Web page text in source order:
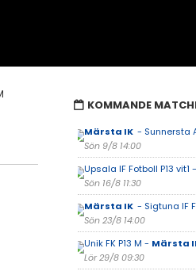
KOMMANDE
Märsta IK - Sunnersta
Sön 9/8 14:00
Upsala IF Fotboll P13 vit1 -
Sön 16/8 11:30
Märsta IK - Sigtuna IF
Sön 23/8 14:00
Unik FK P13 M - Märsta
Lör 29/8 09:30